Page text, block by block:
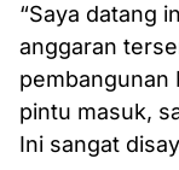
“Saya datang
anggaran
pembangunan
pintu masuk,
Ini sangat